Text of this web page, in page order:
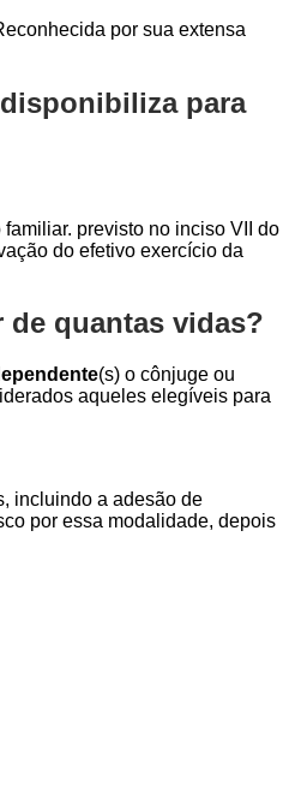
por sua extensa
para
previsto no inciso VII do
do efetivo exercício da
de quantas vidas?
(s) o cônjuge ou
aqueles elegíveis para
incluindo a adesão de
por essa modalidade, depois